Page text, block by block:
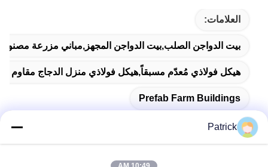
العلامات:
بيت الدواجن الصلب,بيت الدواجن المجهز,مباني مزرعة
هيكل فولاذي مُعدّم مسبقاً,هيكل فولاذي منزل الدجاج مقاوم
Prefab Farm Buildings
Patrick